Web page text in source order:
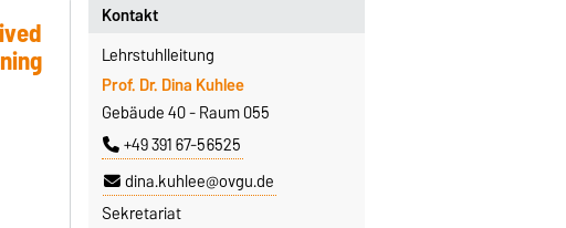
Kontakt
Lehrstuhlleitung
Prof. Dr. Dina Kuhlee
Gebäude 40 - Raum 055
+49 391 67-56525
dina.kuhlee@ovgu.de
Sekretariat